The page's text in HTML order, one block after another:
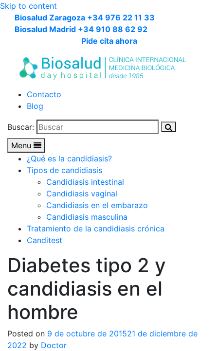
Skip to content
Biosalud Zaragoza +34 976 22 11 33
Biosalud Madrid +34 910 88 62 92
Pide cita ahora
Contacto
Blog
Buscar:
Menu
¿Qué es la candidiasis?
Tipos de candidiasis
Candidiasis intestinal
Candidiasis vaginal
Candidiasis en el embarazo
Candidiasis masculina
Tratamiento de la candidiasis crónica
Canditest
Diabetes tipo 2 y
candidiasis en el
hombre
Posted on 9 de octubre de 201521 de diciembre de
2022 by Doctor